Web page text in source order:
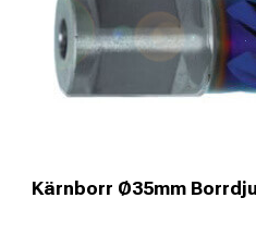
Kärnborr Ø35mm